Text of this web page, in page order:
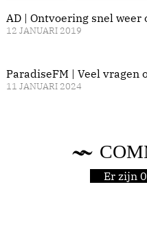
AD | Ontvoering snel weer
12 JANUARI 2019
ParadiseFM | Veel vragen
11 JANUARI 2024
Er zijn